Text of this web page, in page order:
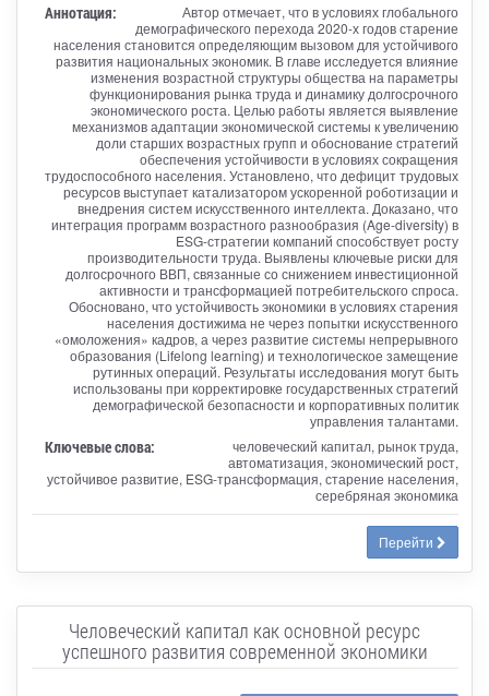
Аннотация:
Автор отмечает, что в условиях глобального
демографического перехода 2020-х годов старение
населения становится определяющим вызовом для устойчивого
развития национальных экономик. В главе исследуется влияние
изменения возрастной структуры общества на параметры
функционирования рынка труда и динамику долгосрочного
экономического роста. Целью работы является выявление
механизмов адаптации экономической системы к увеличению
доли старших возрастных групп и обоснование стратегий
обеспечения устойчивости в условиях сокращения
трудоспособного населения. Установлено, что дефицит трудовых
ресурсов выступает катализатором ускоренной роботизации и
внедрения систем искусственного интеллекта. Доказано, что
интеграция программ возрастного разнообразия (Age-diversity) в
ESG-стратегии компаний способствует росту
производительности труда. Выявлены ключевые риски для
долгосрочного ВВП, связанные со снижением инвестиционной
активности и трансформацией потребительского спроса.
Обосновано, что устойчивость экономики в условиях старения
населения достижима не через попытки искусственного
«омоложения» кадров, а через развитие системы непрерывного
образования (Lifelong learning) и технологическое замещение
рутинных операций. Результаты исследования могут быть
использованы при корректировке государственных стратегий
демографической безопасности и корпоративных политик
управления талантами.
Ключевые слова:
человеческий капитал, рынок труда,
автоматизация, экономический рост,
устойчивое развитие, ESG-трансформация, старение населения,
серебряная экономика
Перейти
Человеческий капитал как основной ресурс
успешного развития современной экономики